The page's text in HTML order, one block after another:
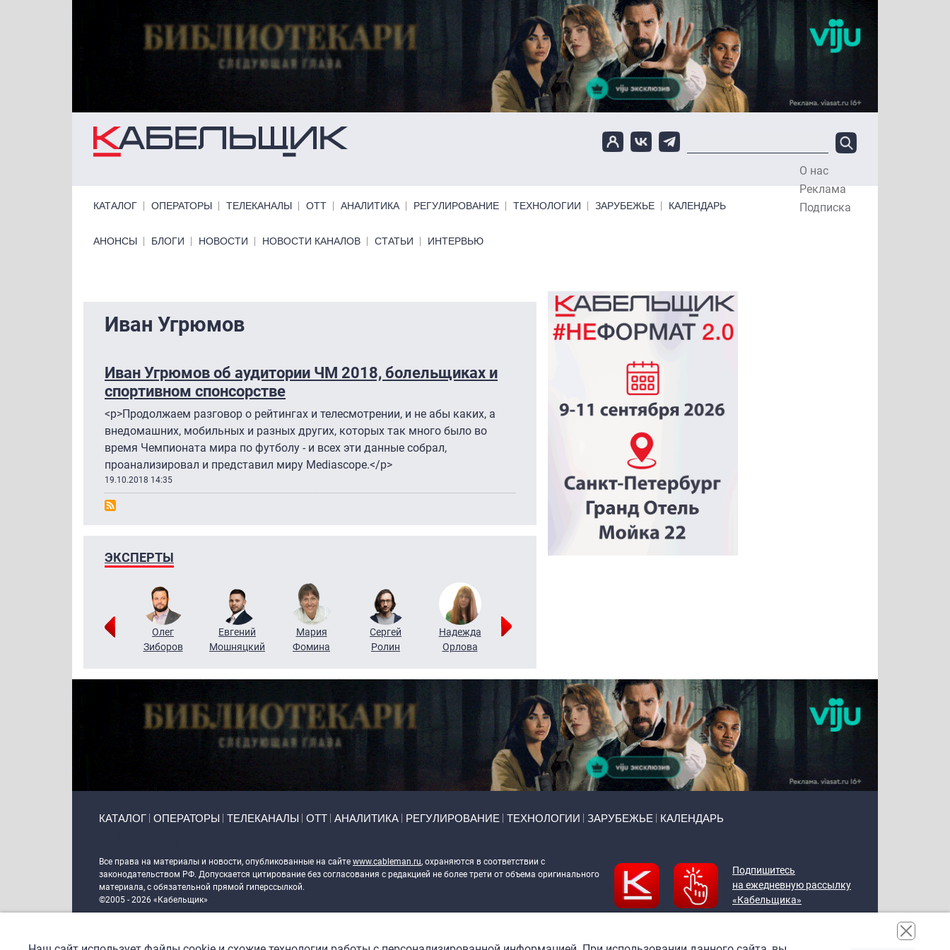
О нас
Реклама
Подписка
КАТАЛОГ ОПЕРАТОРЫ ТЕЛЕКАНАЛЫ ОТТ АНАЛИТИКА РЕГУЛИРОВАНИЕ ТЕХНОЛОГИИ ЗАРУБЕЖЬЕ КАЛЕНДАРЬ
Primary links bottom
АНОНСЫ БЛОГИ НОВОСТИ НОВОСТИ КАНАЛОВ СТАТЬИ ИНТЕРВЬЮ
Иван Угрюмов
Иван Угрюмов об аудитории ЧМ 2018, болельщиках и
спортивном спонсорстве
<p>Продолжаем разговор о рейтингах и телесмотрении, и не абы каких, а
внедомашних, мобильных и разных других, которых так много было во
время Чемпионата мира по футболу - и всех эти данные собрал,
проанализировал и представил миру Mediascope.</p>
19.10.2018 14:35
ЭКСПЕРТЫ
Григорий
Олег
Зиборов
Евгений
Мошняцкий
Мария
Фомина
Сергей
Ролин
Надежда
Орлова
КАТАЛОГ ОПЕРАТОРЫ ТЕЛЕКАНАЛЫ ОТТ АНАЛИТИКА РЕГУЛИРОВАНИЕ ТЕХНОЛОГИИ ЗАРУБЕЖЬЕ КАЛЕНДАРЬ
Все права на материалы и новости, опубликованные на сайте www.cableman.ru, охраняются в соответствии с
законодательством РФ. Допускается цитирование без согласования с редакцией не более трети от объема оригинального
материала, с обязательной прямой гиперссылкой.
©2005 - 2026 «Кабельщик»
Подпишитесь
на ежедневную рассылку
«Кабельщика»